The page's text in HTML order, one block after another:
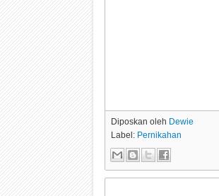
Diposkan oleh Dewie
Label: Pernikahan